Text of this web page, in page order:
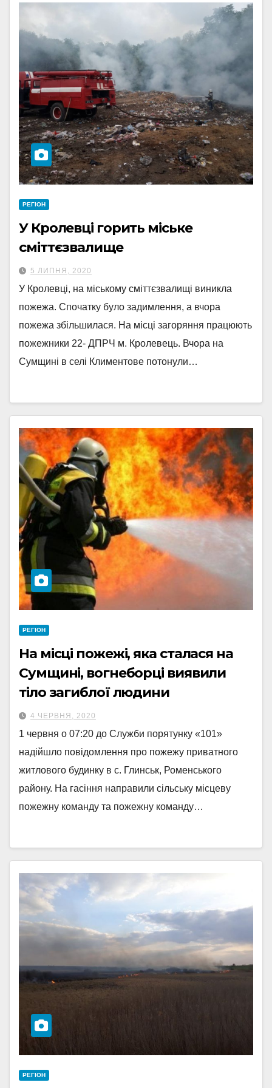
РЕГІОН
У Кролевці горить міське
сміттєзвалище
5 ЛИПНЯ, 2020
У Кролевці, на міському сміттєзвалищі виникла
пожежа. Спочатку було задимлення, а вчора
пожежа збільшилася. На місці загоряння працюють
пожежники 22- ДПРЧ м. Кролевець. Вчора на
Сумщині в селі Климентове потонули…
РЕГІОН
На місці пожежі, яка сталася на
Сумщині, вогнеборці виявили
тіло загиблої людини
4 ЧЕРВНЯ, 2020
1 червня о 07:20 до Служби порятунку «101»
надійшло повідомлення про пожежу приватного
житлового будинку в с. Глинськ, Роменського
району. На гасіння направили сільську місцеву
пожежну команду та пожежну команду…
РЕГІОН